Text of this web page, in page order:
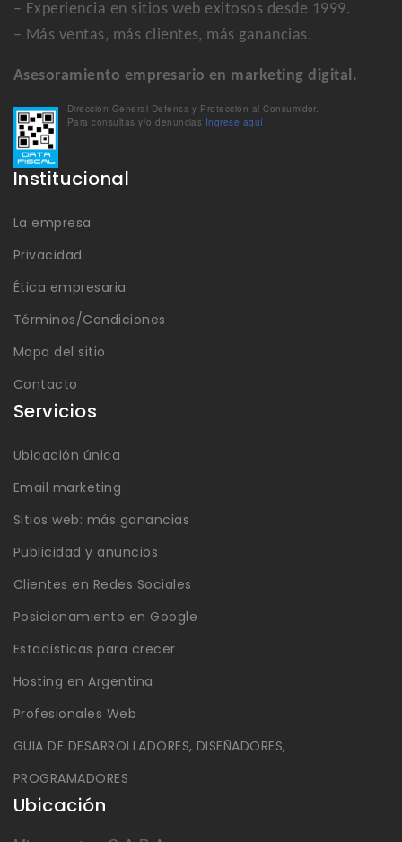
– Experiencia en sitios web exitosos desde 1999.
– Más ventas, más clientes, más ganancias.
Asesoramiento empresario en marketing digital.
Dirección General Defensa y Protección al Consumidor.
Para consultas y/o denuncias Ingrese aquí
Institucional
La empresa
Privacidad
Ética empresaria
Términos/Condiciones
Mapa del sitio
Contacto
Servicios
Ubicación única
Email marketing
Sitios web: más ganancias
Publicidad y anuncios
Clientes en Redes Sociales
Posicionamiento en Google
Estadísticas para crecer
Hosting en Argentina
Profesionales Web
GUIA DE DESARROLLADORES, DISEÑADORES,
PROGRAMADORES
Ubicación